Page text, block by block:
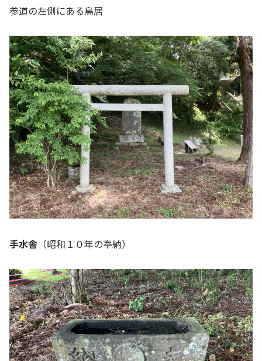
参道の左側にある鳥居
手水舎 （昭和１０年の奉納）